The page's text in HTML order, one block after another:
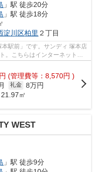
」駅 徒歩20分
」駅 徒歩18分
淀川区柏里 ２丁目
駅前」です。サンディ 塚本店
。こちらはインターネット有
円 (管理費等：8,570円 )
礼金 8万円
㎡
WEST
」駅 徒歩9分